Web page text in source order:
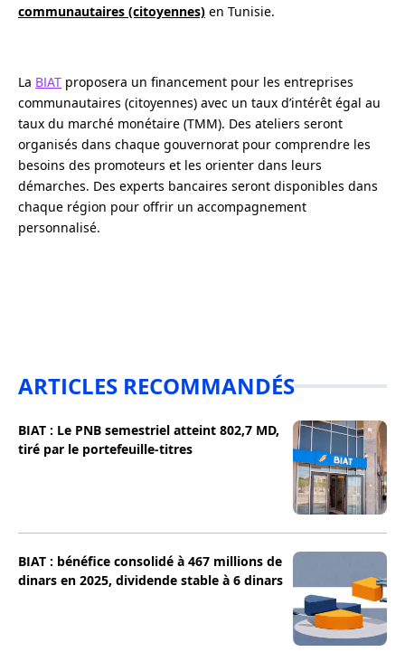
communautaires (citoyennes) en Tunisie.
La BIAT proposera un financement pour les entreprises
communautaires (citoyennes) avec un taux d’intérêt égal au
taux du marché monétaire (TMM). Des ateliers seront
organisés dans chaque gouvernorat pour comprendre les
besoins des promoteurs et les orienter dans leurs
démarches. Des experts bancaires seront disponibles dans
chaque région pour offrir un accompagnement
personnalisé.
ARTICLES RECOMMANDÉS
BIAT : Le PNB semestriel atteint 802,7 MD,
tiré par le portefeuille-titres
BIAT : bénéfice consolidé à 467 millions de
dinars en 2025, dividende stable à 6 dinars